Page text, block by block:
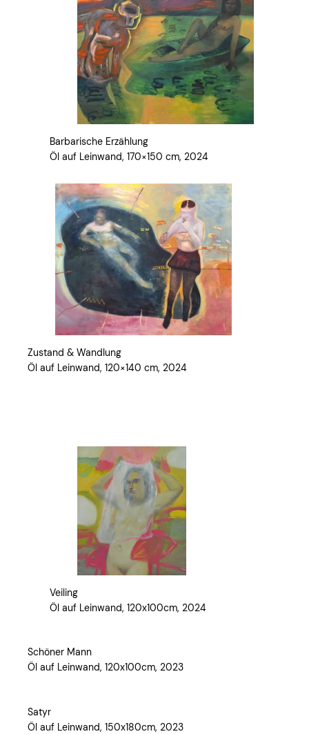
Barbarische Erzählung
Öl auf Leinwand, 170×150 cm, 2024
Zustand & Wandlung
Öl auf Leinwand, 120×140 cm, 2024
Veiling
Öl auf Leinwand, 120x100cm, 2024
Schöner Mann
Öl auf Leinwand, 120x100cm, 2023
Satyr
Öl auf Leinwand, 150x180cm, 2023